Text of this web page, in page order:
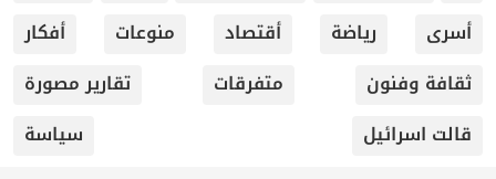
أسرى
رياضة أقتصاد منوعات
أفكار
ثقافة وفنون
متفرقات
تقارير مصورة
قالت اسرائيل
سياسة